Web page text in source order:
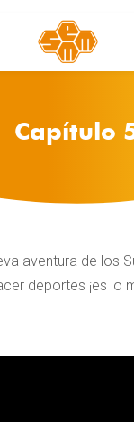
Capítulo
aventura de los
deportes ¡es lo